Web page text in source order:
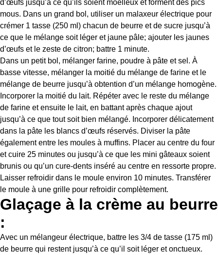
d’œufs jusqu’à ce qu’ils soient moelleux et forment des pics
mous. Dans un grand bol, utiliser un malaxeur électrique pour
crémer 1 tasse (250 ml) chacun de beurre et de sucre jusqu’à
ce que le mélange soit léger et jaune pâle; ajouter les jaunes
d’œufs et le zeste de citron; battre 1 minute.
Dans un petit bol, mélanger farine, poudre à pâte et sel. À
basse vitesse, mélanger la moitié du mélange de farine et le
mélange de beurre jusqu’à obtention d’un mélange homogène.
Incorporer la moitié du lait. Répéter avec le reste du mélange
de farine et ensuite le lait, en battant après chaque ajout
jusqu’à ce que tout soit bien mélangé. Incorporer délicatement
dans la pâte les blancs d’œufs réservés. Diviser la pâte
également entre les moules à muffins. Placer au centre du four
et cuire 25 minutes ou jusqu’à ce que les mini gâteaux soient
brunis ou qu’un cure-dents inséré au centre en ressorte propre.
Laisser refroidir dans le moule environ 10 minutes. Transférer
le moule à une grille pour refroidir complètement.
Glaçage à la crème au beurre
:
Avec un mélangeur électrique, battre les 3/4 de tasse (175 ml)
de beurre qui restent jusqu’à ce qu’il soit léger et onctueux.